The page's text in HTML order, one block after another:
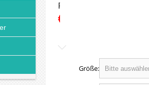
Preis:
€91.19
Größe: